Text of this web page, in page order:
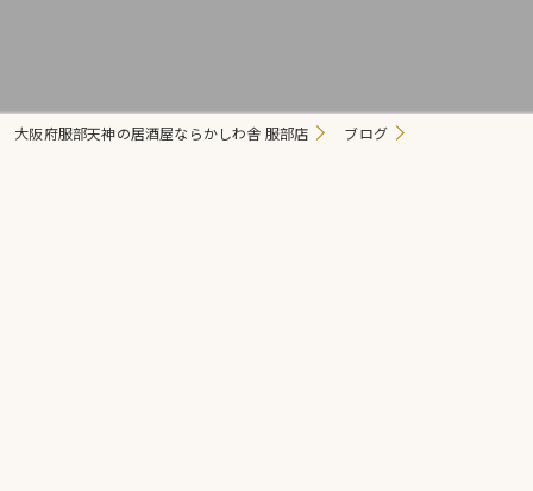
大阪府服部天神の居酒屋ならかしわ舎 服部店 ブログ